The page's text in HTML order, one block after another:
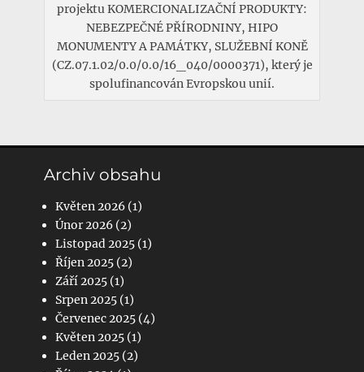
projektu KOMERCIONALIZAČNÍ PRODUKTY:
NEBEZPEČNÉ PŘÍRODNINY, HIPO
MONUMENTY A PAMÁTKY, SLUŽEBNÍ KONĚ
(CZ.07.1.02/0.0/0.0/16_040/0000371), který je
spolufinancován Evropskou unií.
Archiv obsahu
Květen 2026 (1)
Únor 2026 (2)
Listopad 2025 (1)
Říjen 2025 (2)
Září 2025 (1)
Srpen 2025 (1)
Červenec 2025 (4)
Květen 2025 (1)
Leden 2025 (2)